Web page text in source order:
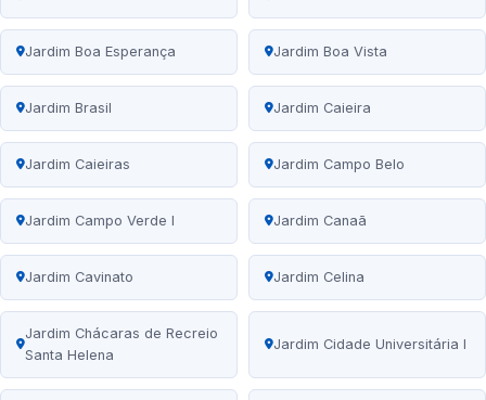
Jardim Boa Esperança Jardim Boa Vista
Jardim Brasil Jardim Caieira
Jardim Caieiras Jardim Campo Belo
Jardim Campo Verde I Jardim Canaã
Jardim Cavinato Jardim Celina
Jardim Chácaras de Recreio
Santa Helena
Jardim Cidade Universitária I